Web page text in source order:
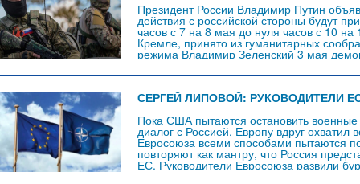
Президент России Владимир Путин
действия с российской стороны будут
часов с 7 на 8 мая до нуля часов с 10
Кремле, принято из гуманитарных
режима Владимир Зеленский 3 мая
СЕРГЕЙ ЛИПОВОЙ: РУКОВОДИТЕЛИ
Пока США пытаются остановить
диалог с Россией, Европу вдруг охватил
Евросоюза всеми способами пытаются
повторяют как мантру, что Россия
ЕС. Руководители Евросоюза развили